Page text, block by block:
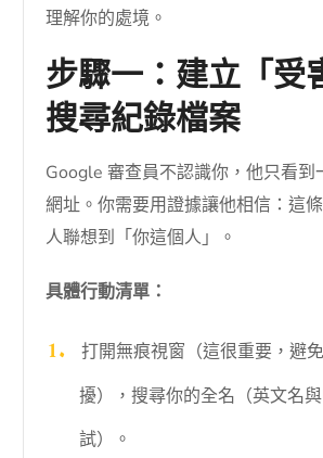
理解你的處境。
步驟一：建立「受
搜尋紀錄檔案
Google 審查員不認識你，他只看到
網址。你需要用證據讓他相信：這
人聯想到「你這個人」。
具體行動清單：
打開無痕視窗（這很重要，避
擾），搜尋你的全名（英文名
試）。